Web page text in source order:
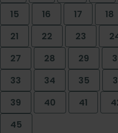
15
16 17 18
21
22 23
27
28 29
33
34 35
39
40 41
45